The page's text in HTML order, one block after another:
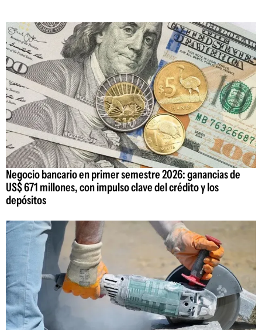
Negocio bancario en primer semestre 2026: ganancias de
US$ 671 millones, con impulso clave del crédito y los
depósitos